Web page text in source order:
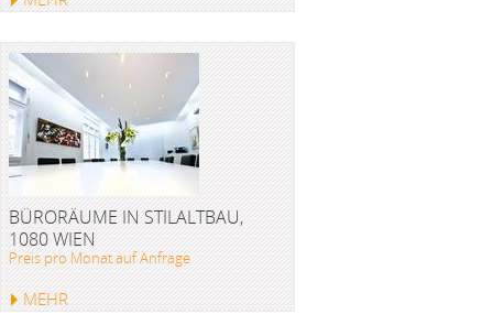
BÜRORÄUME IN STILALTBAU,
1080 WIEN
Preis pro Monat auf Anfrage
MEHR